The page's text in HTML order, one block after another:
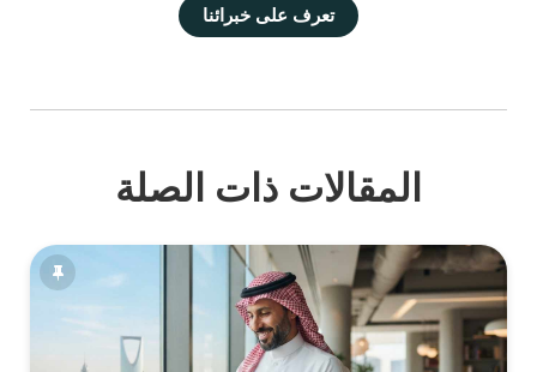
تعرف على خبرائنا
المقالات ذات الصلة